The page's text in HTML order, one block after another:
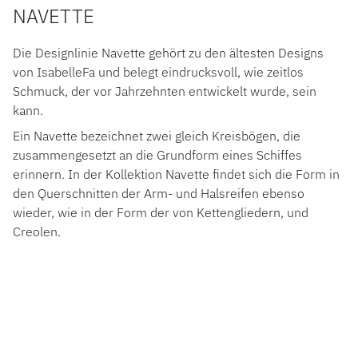
HOCHZEIT
ACCESSOIRES
NAVETTE
Die Designlinie Navette gehört zu den ältesten Designs
von IsabelleFa und belegt eindrucksvoll, wie zeitlos
Schmuck, der vor Jahrzehnten entwickelt wurde, sein
kann.
Ein Navette bezeichnet zwei gleich Kreisbögen, die
zusammengesetzt an die Grundform eines Schiffes
erinnern. In der Kollektion Navette findet sich die Form in
den Querschnitten der Arm- und Halsreifen ebenso
wieder, wie in der Form der von Kettengliedern, und
Creolen.